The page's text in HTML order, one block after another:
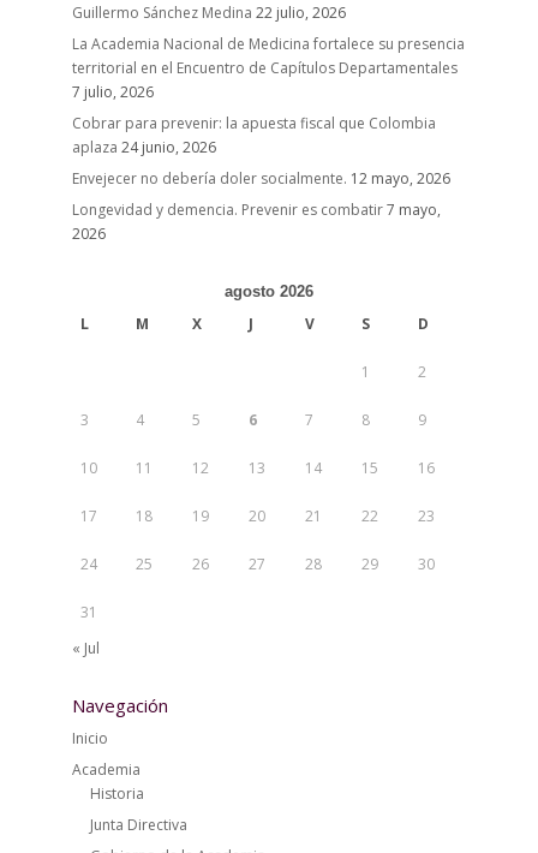
Guillermo Sánchez Medina 22 julio, 2026
La Academia Nacional de Medicina fortalece su presencia
territorial en el Encuentro de Capítulos Departamentales
7 julio, 2026
Cobrar para prevenir: la apuesta fiscal que Colombia
aplaza 24 junio, 2026
Envejecer no debería doler socialmente. 12 mayo, 2026
Longevidad y demencia. Prevenir es combatir7 mayo,
2026
agosto 2026
L M X J V S D
1 2
3 4 5 6 7 8 9
10 11 12 13 14 15 16
17 18 19 20 21 22 23
24 25 26 27 28 29 30
31
« Jul
Navegación
Inicio
Academia
Historia
Junta Directiva